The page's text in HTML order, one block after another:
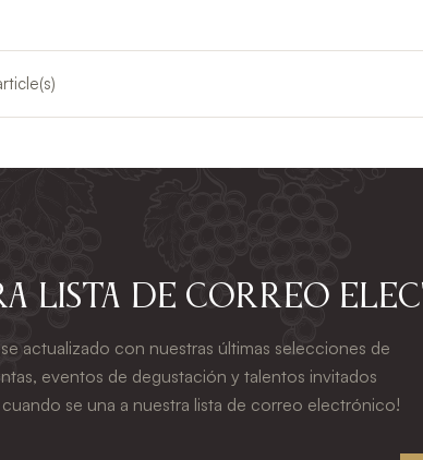
lista de correo
actualizado con nuestras últimas selecciones de
eventos de degustación y talentos invitados
se una a nuestra lista de correo electrónico!